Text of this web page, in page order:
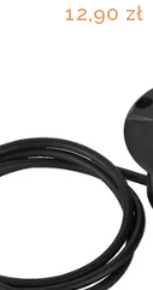
12,90 zł